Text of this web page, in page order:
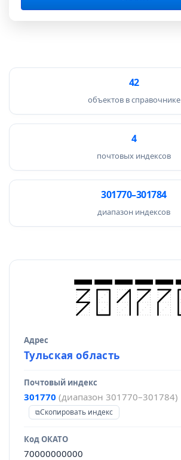
42
объектов в справочнике
4
почтовых индексов
301770–301784
диапазон индексов
Адрес
Тульская область
Почтовый индекс
301770 (диапазон 301770–301784)
Скопировать индекс
Код ОКАТО
70000000000
Источник данных